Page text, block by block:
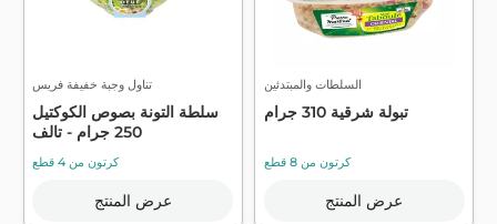
تناول وجبة خفيفة فريس
سلطة التونة بصوص الكوكتيل
250 جرام - تالف
كرتون من 4 قطع
عرض المنتج
السلطات والمبتدئين
تبولة شرقية 310 جرام
كرتون من 8 قطع
عرض المنتج